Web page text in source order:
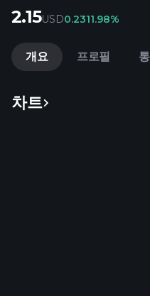
2.15USD0.2311.98%
개요 프로필
차트